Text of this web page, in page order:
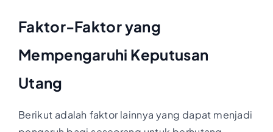
Faktor-Faktor yang
Mempengaruhi Keputusan
Utang
Berikut adalah faktor lainnya yang dapat menjadi